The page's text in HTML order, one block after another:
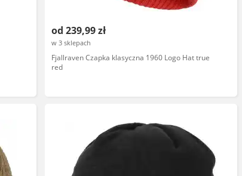
od 239,99 zł
w 3 sklepach
Fjallraven Czapka klasyczna 1960 Logo Hat true
red